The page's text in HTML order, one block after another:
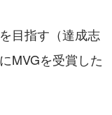
目指す（達成志
MVGを受賞した